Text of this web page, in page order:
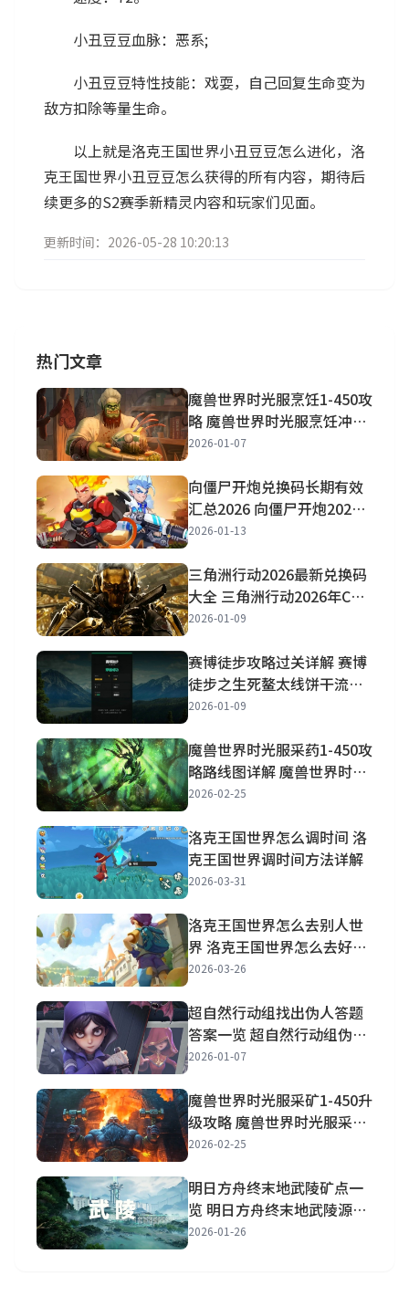
小丑豆豆血脉：恶系;
小丑豆豆特性技能：戏耍，自己回复生命变为
敌方扣除等量生命。
以上就是洛克王国世界小丑豆豆怎么进化，洛
克王国世界小丑豆豆怎么获得的所有内容，期待后
续更多的S2赛季新精灵内容和玩家们见面。
更新时间：2026-05-28 10:20:13
热门文章
魔兽世界时光服烹饪1-450攻
略 魔兽世界时光服烹饪冲级
攻略详解
2026-01-07
向僵尸开炮兑换码长期有效
汇总2026 向僵尸开炮2026
兑换码最新大全
2026-01-13
三角洲行动2026最新兑换码
大全 三角洲行动2026年CDK
兑换码大全
2026-01-09
赛博徒步攻略过关详解 赛博
徒步之生死鳌太线饼干流简
单通关攻略一览
2026-01-09
魔兽世界时光服采药1-450攻
略路线图详解 魔兽世界时光
服采药1到450升级路线推荐
2026-02-25
洛克王国世界怎么调时间 洛
克王国世界调时间方法详解
2026-03-31
洛克王国世界怎么去别人世
界 洛克王国世界怎么去好友
世界抓宠物
2026-03-26
超自然行动组找出伪人答题
答案一览 超自然行动组伪人
进阶答案一览
2026-01-07
魔兽世界时光服采矿1-450升
级攻略 魔兽世界时光服采矿
1-450路线图详解
2026-02-25
明日方舟终末地武陵矿点一
览 明日方舟终末地武陵源矿
矿点详解
2026-01-26